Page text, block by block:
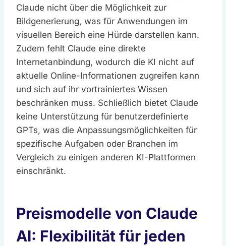
Claude nicht über die Möglichkeit zur
Bildgenerierung, was für Anwendungen im
visuellen Bereich eine Hürde darstellen kann.
Zudem fehlt Claude eine direkte
Internetanbindung, wodurch die KI nicht auf
aktuelle Online-Informationen zugreifen kann
und sich auf ihr vortrainiertes Wissen
beschränken muss. Schließlich bietet Claude
keine Unterstützung für benutzerdefinierte
GPTs, was die Anpassungsmöglichkeiten für
spezifische Aufgaben oder Branchen im
Vergleich zu einigen anderen KI-Plattformen
einschränkt.
Preismodelle von Claude
AI: Flexibilität für jeden